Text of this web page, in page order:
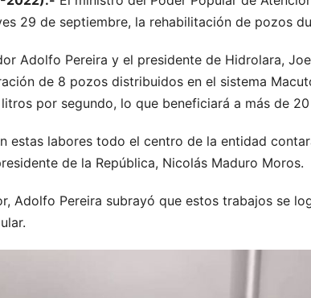
29 de septiembre, la rehabilitación de pozos
Adolfo Pereira y el presidente de Hidrolara,
de 8 pozos distribuidos en el sistema
por segundo, lo que beneficiará a más de
estas labores todo el centro de la entidad
de la República, Nicolás Maduro Moros.
Adolfo Pereira subrayó que estos trabajos se